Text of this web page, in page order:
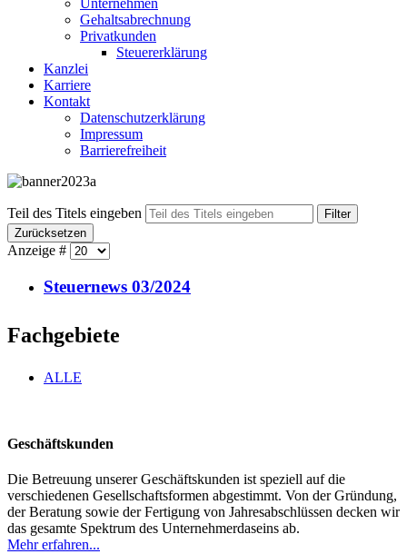
Unternehmen
Gehaltsabrechnung
Privatkunden
Steuererklärung
Kanzlei
Karriere
Kontakt
Datenschutzerklärung
Impressum
Barrierefreiheit
Teil des Titels eingeben
Filter
Zurücksetzen
Anzeige #
Steuernews 03/2024
Fachgebiete
ALLE
Geschäftskunden
Die Betreuung unserer Geschäftskunden ist speziell auf die
verschiedenen Gesellschaftsformen abgestimmt. Von der Gründung,
der Beratung sowie der Fertigung von Jahresabschlüssen decken wir
das gesamte Spektrum des Unternehmerdaseins ab.
Mehr erfahren...